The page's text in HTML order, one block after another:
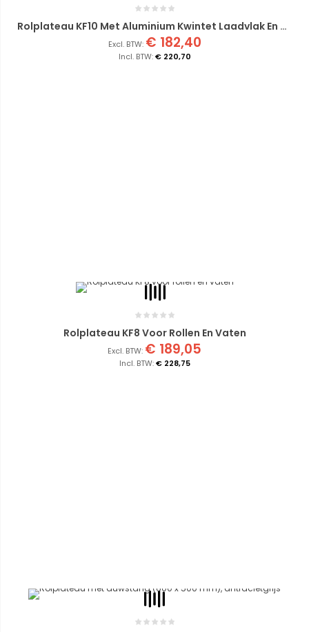
Rolplateau KF10 Met Aluminium Kwintet Laadvlak En Handvat
€ 220,70
€ 182,40
Rolplateau KF8 Voor Rollen En Vaten
€ 228,75
€ 189,05